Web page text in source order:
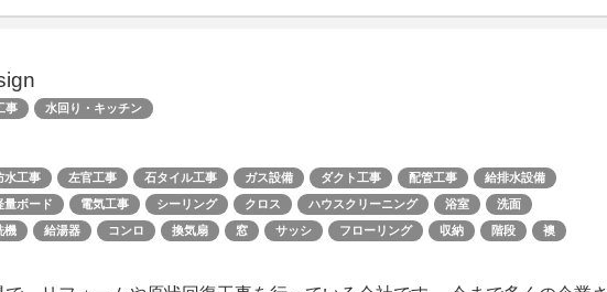
事 水回り・キッチン
水工事 左官工事 石タイル工事 ガス設備 ダクト工事 配管工事
給排水設備
量ボード 電気工事 シーリング クロス ハウスクリーニング 浴室
洗面
機 給湯器 コンロ 換気扇 窓 サッシ フローリング 収納 階段
襖